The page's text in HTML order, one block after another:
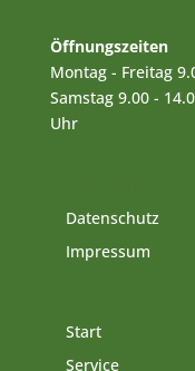
Öffnungszeiten
Montag - Freitag
Samstag 9.00 -
Uhr
Datenschutz
Impressum
Start
Service